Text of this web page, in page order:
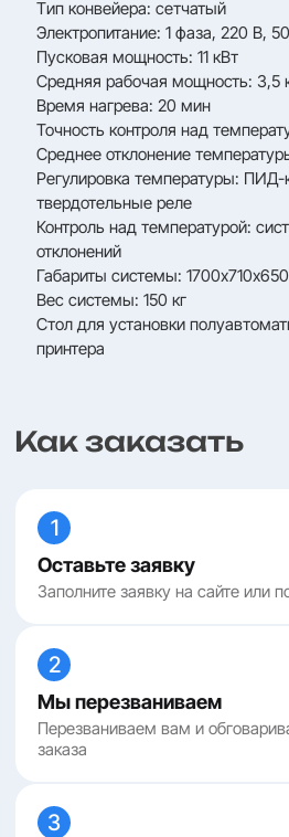
Tип конвейера: сетчатый
Электропитание: 1 фаза, 220 В,
Пусковая мощность: 11 кВт
Средняя рабочая мощность: 3,5
Время нагрева: 20 мин
Точность контроля над
Среднее отклонение
Регулировка температуры: ПИД-
твердотельные реле
Контроль над температурой:
отклонений
Габариты системы:
Вес системы: 150 кг
Стол для установки
принтера
Как заказать
1
Оставьте заявку
Заполните заявку на сайте или
2
Мы перезваниваем
Перезваниваем вам и
заказа
3